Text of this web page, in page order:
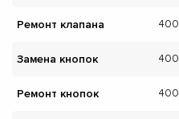
Ремонт клапана 400
Замена кнопок 400
Ремонт кнопок 400